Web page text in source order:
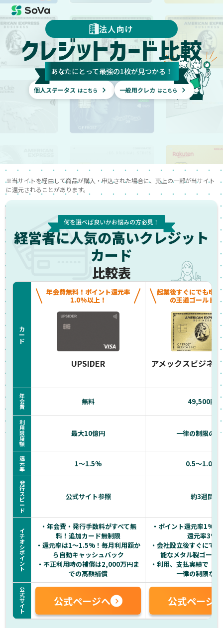
法人向け
クレジットカード 比較
あなたにとって最強の1枚が見つかる！
個人ステータス はこちら 一般用クレカ はこちら
※当サイトを経由して商品が購入・申込された場合に、売上の一部が当サイト
に還元されることがあります。
何を選べば良いかお悩みの方必見！
経営者に人気の高いクレジット
カード
比較表
カ
ー
ド
年会費無料！ポイント還元率
1.0%以上！
UPSIDER
起業後すぐにでも申
の王道ゴールド
アメックスビジネ
年
会
費
無料 49,500円
利
用
限
度
額
最大10億円 一律の制限の
還
元
率
1〜1.5% 0.5〜1.0%
発
行
ス
ピ
ー
ド
公式サイト参照 約3週間
イ
チ
オ
シ
ポ
イ
ン
ト
・年会費・発行手数料がすべて無
料！追加カード無制限
・還元率は1～1.5%！毎月利用額か
ら自動キャッシュバック
・不正利用時の補償は2,000万円ま
での高額補償
・ポイント還元率1%・
還元率3%
・会社設立後すぐにで
能なメタル製ゴール
・利用、支払実績で【
一律の制限な
公
式
サ
イ
ト
公式ページへ 公式ページ